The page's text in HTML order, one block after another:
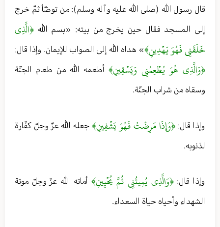
قال رسول الله (صلى الله عليه وآله وسلم): من توضّأ ثمّ خرج
إلى المسجد فقال حين يخرج من بيته: «بسم الله ﴿الَّذِي
خَلَقَنِي فَهُوَ يَهۡدِينِ﴾» هداه الله إلى الصواب للإيمان. وإذا قال:
﴿وَالَّذِي هُوَ يُطۡعِمُنِي وَيَسۡقِينِ﴾ أطعمه الله من طعام الجنّة
وسقاه من شراب الجنّة.
وإذا قال: ﴿وَإِذَا مَرِضۡتُ فَهُوَ يَشۡفِينِ﴾ جعله الله عزّ وجلّ كفّارة
لذنوبه.
وإذا قال:﴿وَالَّذِي يُمِيتُنِي ثُمَّ يُحۡيِينِ﴾ أماته الله عزّ وجلّ موتة
الشهداء وأحياه حياة السعداء.